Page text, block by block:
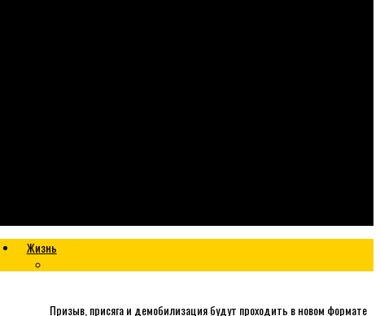
Жизнь
Призыв, присяга и демобилизация будут проходить в новом формате